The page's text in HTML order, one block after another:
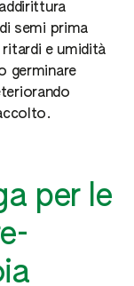
semi prima
e umidità
germinare
per le